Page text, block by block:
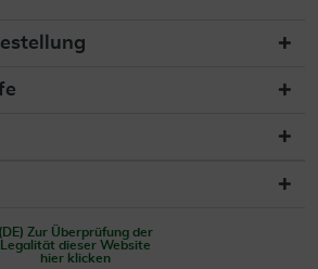
(DE) Zur Überprüfung der
Legalität dieser Website
hier klicken